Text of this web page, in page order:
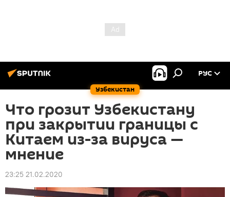
Узбекистан
РУС
Что грозит Узбекистану
при закрытии границы с
Китаем из-за вируса —
мнение
23:25 21.02.2020